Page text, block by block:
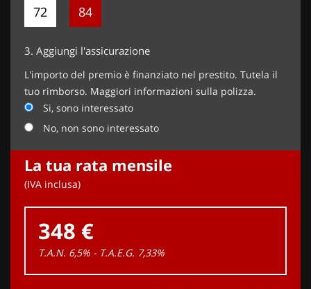
72 84
3. Aggiungi l'assicurazione
L'importo del premio è finanziato nel prestito. Tutela il
tuo rimborso. Maggiori informazioni sulla polizza.
Si, sono interessato
No, non sono interessato
La tua rata mensile
(IVA inclusa)
348 €
T.A.N. 6,5% - T.A.E.G. 7,33%